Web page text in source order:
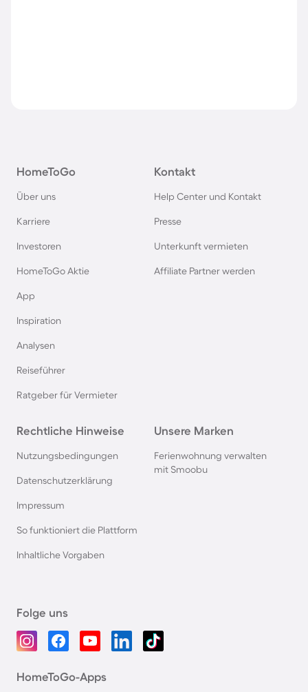
HomeToGo
Über uns
Karriere
Investoren
HomeToGo Aktie
App
Inspiration
Analysen
Reiseführer
Ratgeber für Vermieter
Kontakt
Help Center und Kontakt
Presse
Unterkunft vermieten
Affiliate Partner werden
Rechtliche Hinweise
Nutzungsbedingungen
Datenschutzerklärung
Impressum
So funktioniert die Plattform
Inhaltliche Vorgaben
Unsere Marken
Ferienwohnung verwalten
mit Smoobu
Folge uns
HomeToGo-Apps